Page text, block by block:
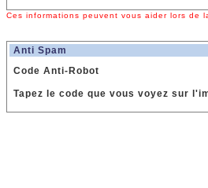
Ces informations peuvent vous aider lors de
Anti Spam
Code Anti-Robot
Tapez le code que vous voyez sur